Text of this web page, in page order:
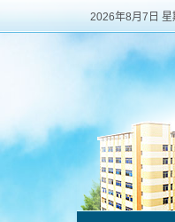
2026年8月7日 星